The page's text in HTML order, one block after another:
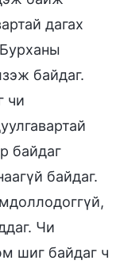
дагах
байдаг.
чи
байдаг
байдаг.
Чи
шиг байдаг ч